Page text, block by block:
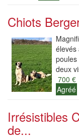
Chiots
élevés
deux
700 €
Agréé
Irrésistibles
de...